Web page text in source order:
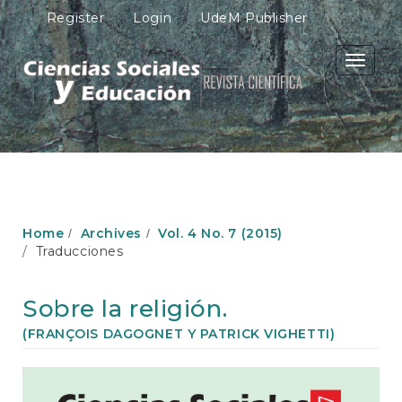
M
a
i
n
N
a
v
i
g
n
n
C
n
Register Login UdeM Publisher
Toggle
Home Archives
Vol. 4 No. 7 (2015)
Traducciones
Sobre la religión.
(FRANÇOIS DAGOGNET Y PATRICK VIGHETTI)